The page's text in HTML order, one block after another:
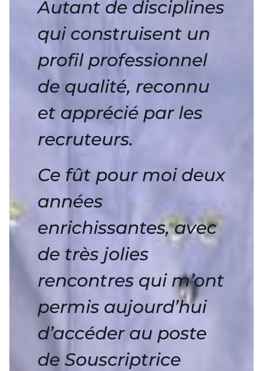
Autant de disciplines
qui construisent un
profil professionnel
de qualité, reconnu
et apprécié par les
recruteurs.
Ce fût pour moi deux
années
enrichissantes, avec
de très jolies
rencontres qui m’ont
permis aujourd’hui
d’accéder au poste
de Souscriptrice